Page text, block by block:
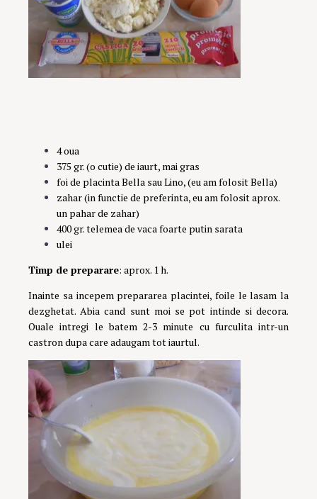
4 oua
375 gr. (o cutie) de iaurt, mai gras
foi de placinta Bella sau Lino, (eu am folosit Bella)
zahar (in functie de preferinta, eu am folosit aprox.
un pahar de zahar)
400 gr. telemea de vaca foarte putin sarata
ulei
Timp de preparare: aprox. 1 h.
Inainte sa incepem prepararea placintei, foile le lasam la
dezghetat. Abia cand sunt moi se pot intinde si decora.
Ouale intregi le batem 2-3 minute cu furculita intr-un
castron dupa care adaugam tot iaurtul.